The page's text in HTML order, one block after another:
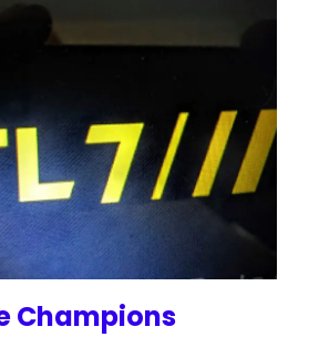
Champions